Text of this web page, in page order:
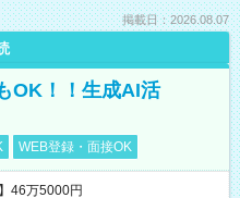
掲載日：2026.08.07
OK！！生成AI活
WEB登録・面接OK
46万5000円